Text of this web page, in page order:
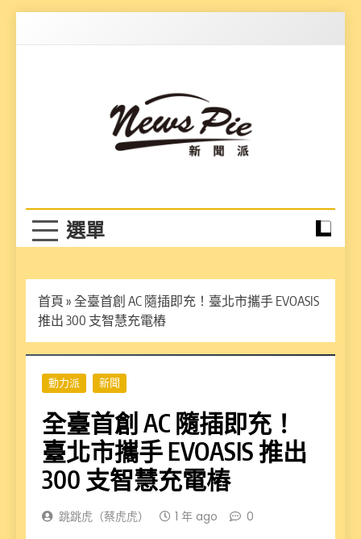
首頁 » 全臺首創 AC 隨插即充！臺北市攜手 EVOASIS
推出 300 支智慧充電樁
動力派 新聞
全臺首創 AC 隨插即充！
臺北市攜手 EVOASIS 推出
300 支智慧充電樁
跳跳虎（蔡虎虎） 1 年 ago 0